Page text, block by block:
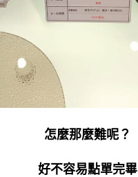
怎麼那麼難呢？
好不容易點單完畢